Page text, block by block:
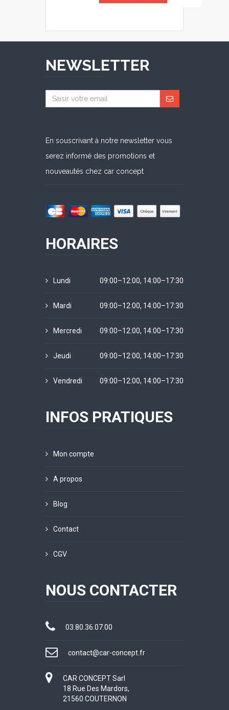
NEWSLETTER
En souscrivant à notre newsletter vous
serez informé des promotions et
nouveautés chez car concept
HORAIRES
Lundi 09:00–12:00, 14:00–17:30
Mardi 09:00–12:00, 14:00–17:30
Mercredi 09:00–12:00, 14:00–17:30
Jeudi 09:00–12:00, 14:00–17:30
Vendredi 09:00–12:00, 14:00–17:30
INFOS PRATIQUES
Mon compte
A propos
Blog
Contact
CGV
NOUS CONTACTER
03.80.36.07.00
contact@car-concept.fr
CAR CONCEPT Sarl
18 Rue Des Mardors,
21560 COUTERNON